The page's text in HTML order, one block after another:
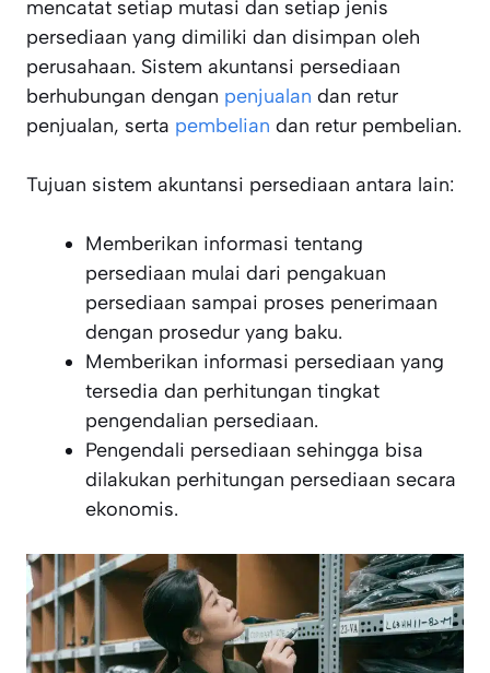
mencatat setiap mutasi dan setiap jenis
persediaan yang dimiliki dan disimpan oleh
perusahaan. Sistem akuntansi persediaan
berhubungan dengan penjualan dan retur
penjualan, serta pembelian dan retur pembelian.
Tujuan sistem akuntansi persediaan antara lain:
Memberikan informasi tentang
persediaan mulai dari pengakuan
persediaan sampai proses penerimaan
dengan prosedur yang baku.
Memberikan informasi persediaan yang
tersedia dan perhitungan tingkat
pengendalian persediaan.
Pengendali persediaan sehingga bisa
dilakukan perhitungan persediaan secara
ekonomis.